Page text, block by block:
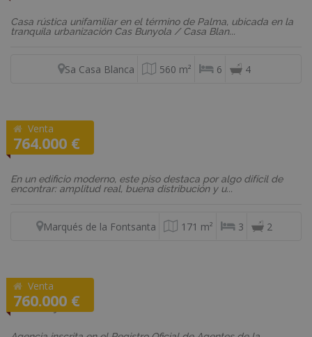
Casa rústica unifamiliar en el término de Palma, ubicada en la
tranquila urbanización Cas Bunyola / Casa Blan...
Sa Casa Blanca 560 m² 6 4
Venta
764.000 €
REF: F2781
Piso
En un edificio moderno, este piso destaca por algo difícil de
encontrar: amplitud real, buena distribución y u...
Marqués de la Fontsanta 171 m² 3 2
Venta
760.000 €
REF: 590
Planta baja